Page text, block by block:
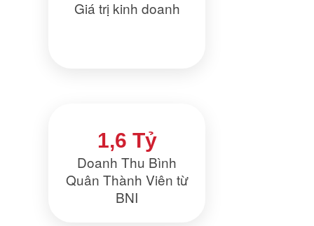
Giá trị kinh doanh
1,6 Tỷ
Doanh Thu Bình
Quân Thành Viên từ
BNI